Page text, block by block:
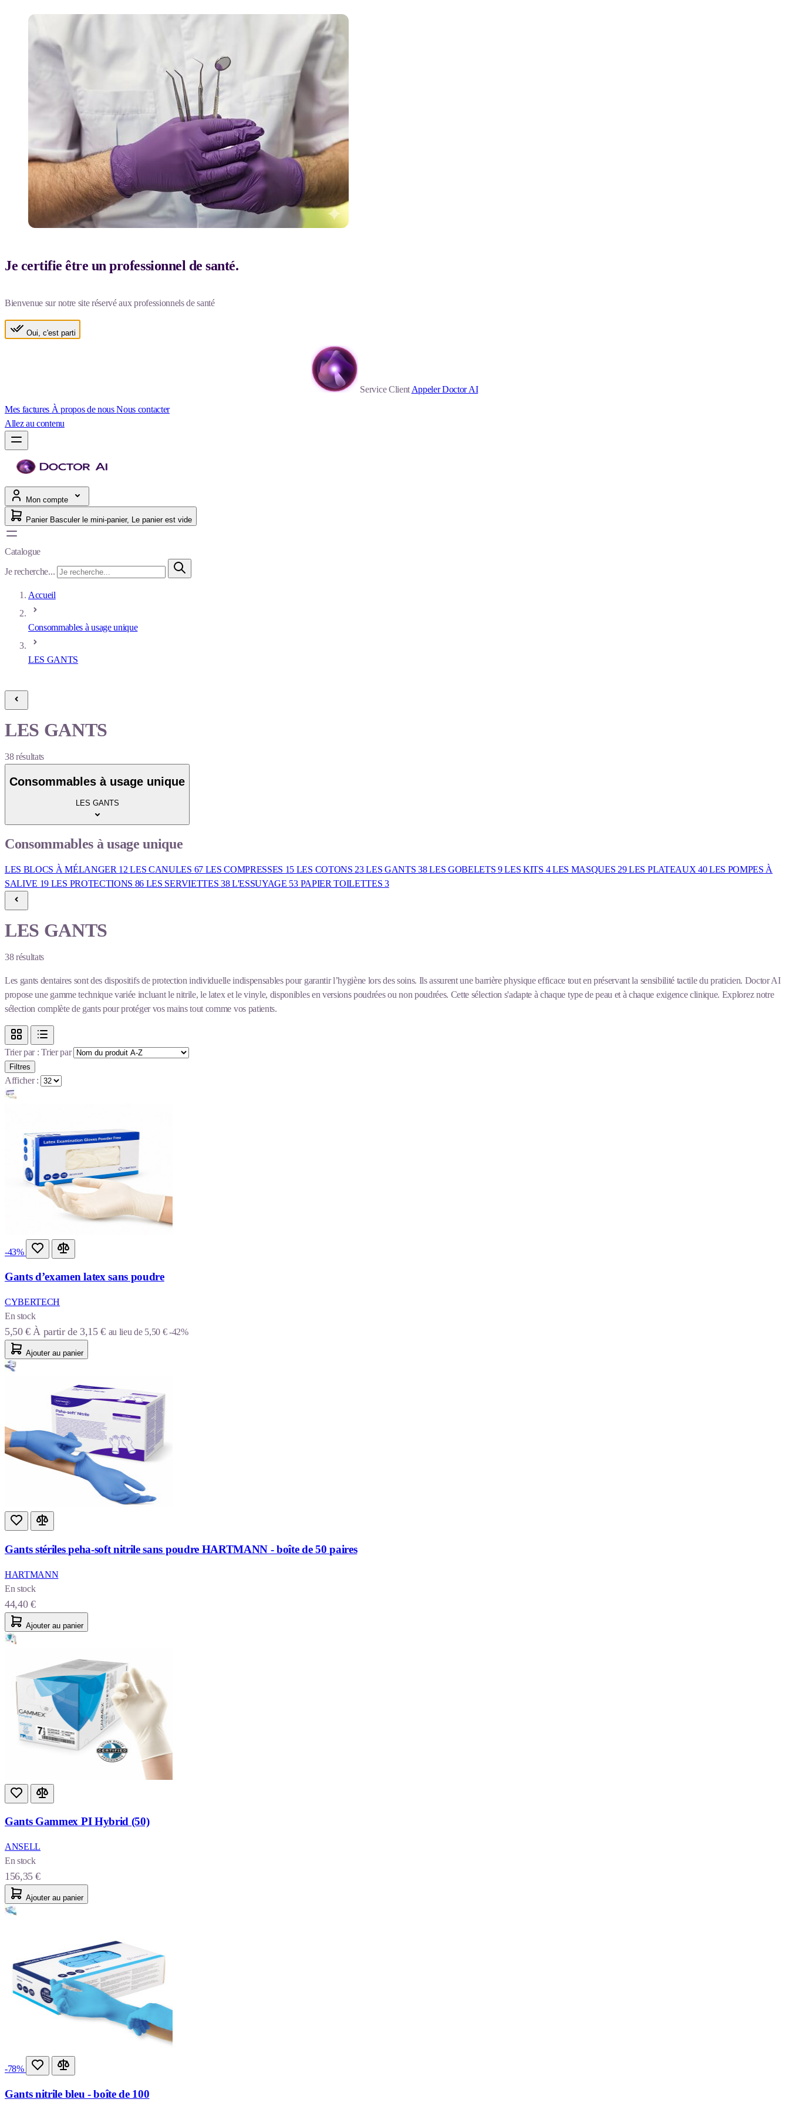
Je certifie être un professionnel de santé.
Bienvenue sur notre site réservé aux professionnels de santé
Oui, c'est parti
Service Client Appeler Doctor AI
Mes factures À propos de nousNous contacter
Allez au contenu
Mon compte
Panier Basculer le mini-panier, Le panier est vide
Catalogue
Je recherche...
Accueil
Consommables à usage unique
LES GANTS
LES GANTS
38résultats
Consommables à usage unique
LES GANTS
Consommables à usage unique
LES BLOCS À MÉLANGER 12LES CANULES 67 LES COMPRESSES 15 LES COTONS 23LES GANTS38LES GOBELETS9LES KITS 4LES MASQUES 29LES PLATEAUX 40LES POMPES À
SALIVE 19 LES PROTECTIONS 86 LES SERVIETTES 38L'ESSUYAGE 53 PAPIER TOILETTES3
LES GANTS
38résultats
Les gants dentaires sont des dispositifs de protection individuelle indispensables pour garantir l’hygiène lors des soins. Ils assurent une barrière physique efficace tout en préservant la sensibilité tactile du praticien. Doctor AI
propose une gamme technique variée incluant le nitrile, le latex et le vinyle, disponibles en versions poudrées ou non poudrées. Cette sélection s'adapte à chaque type de peau et à chaque exigence clinique. Explorez notre
sélection complète de gants pour protéger vos mains tout comme vos patients.
Trier par :Trier par
Filtres
Afficher :
-43%
Gants d’examen latex sans poudre
CYBERTECH
En stock
5,50 € À partir de 3,15 € au lieu de 5,50 € -42%
Ajouter au panier
Gants stériles peha-soft nitrile sans poudre HARTMANN - boîte de 50 paires
HARTMANN
En stock
44,40 €
Ajouter au panier
Gants Gammex PI Hybrid (50)
ANSELL
En stock
156,35 €
Ajouter au panier
-78%
Gants nitrile bleu - boîte de 100